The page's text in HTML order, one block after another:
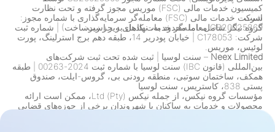
کمیسیون خدمات مالی (FSC) موریس مجوز گرفته و تحت نظارت
است.
گروه نیگز شامل، اما محدود به، نهادهای زیر است:
شرکت خدمات مالی (FSC) معامله‌گر سرمایه‌گذاری با شماره مجوز:
GB20025869 معامله‌گر خدمات کامل به جز زیرساخت) | شماره ثبت
شرکت: C178053 | خیابان پودریر 14، طبقه دهم برج استرلینگ، پورت
لوئیس، موریس.
Neex Limited – سنت لوسیا
ثبت شده تحت ثبت شرکت‌های
بین‌المللی (قانون IBC) سنت لوسیا با شماره ثبت 2024-00263
طبقه
همکف، ساختمان سوتبی، منطقه رودنی بی، گروس-ایلت، صندوق
پستی 838، کاستریس، سنت لوسیا
مؤسسات گروه نیكس، از جمله نیكس (Pty) Ltd، ممکن است ارائه
محصولات و خدمات به ساکنان یا شهروندان برخی از حوزه‌های قضایی